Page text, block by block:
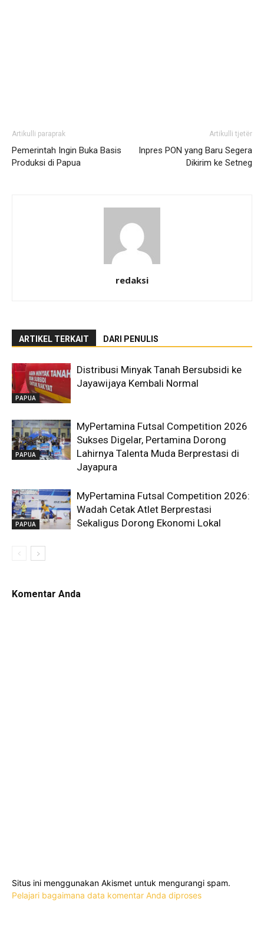
Artikulli paraprak
Pemerintah Ingin Buka Basis
Produksi di Papua
Artikulli tjetër
Inpres PON yang Baru Segera
Dikirim ke Setneg
redaksi
ARTIKEL TERKAIT DARI PENULIS
PAPUA
Distribusi Minyak Tanah Bersubsidi ke
Jayawijaya Kembali Normal
PAPUA
MyPertamina Futsal Competition 2026
Sukses Digelar, Pertamina Dorong
Lahirnya Talenta Muda Berprestasi di
Jayapura
PAPUA
MyPertamina Futsal Competition 2026:
Wadah Cetak Atlet Berprestasi
Sekaligus Dorong Ekonomi Lokal
Komentar Anda
Situs ini menggunakan Akismet untuk mengurangi spam.
Pelajari bagaimana data komentar Anda diproses